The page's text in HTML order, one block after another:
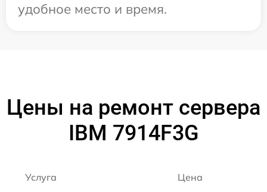
удобное место и время.
Цены на ремонт сервера
IBM 7914F3G
Услуга Цена